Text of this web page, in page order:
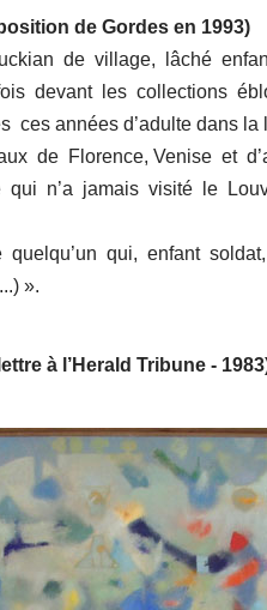
de Gordes en 1993)
de village, lâché
devant les collections
années d’adulte dans la
de Florence, Venise et
n’a jamais visité le
qui, enfant
».
à l’Herald Tribune -